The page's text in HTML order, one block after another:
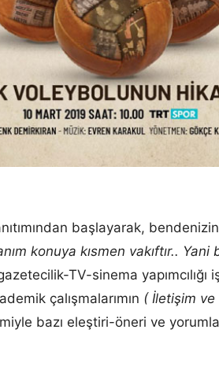
başlayarak, bendenizin
konuya kısmen vakıftır..
TV-sinema
çalışmalarımın ( İletişim
bazı eleştiri-öneri ve